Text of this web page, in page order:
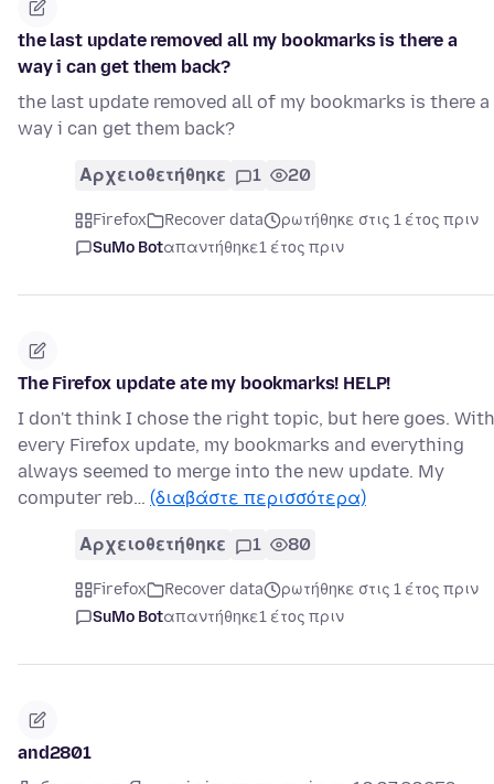
the last update removed all my bookmarks is there a
way i can get them back?
the last update removed all of my bookmarks is there a
way i can get them back?
Αρχειοθετήθηκε 1 20
Firefox Recover data
ρωτήθηκε στις 1 έτος πριν
SuMo Botαπαντήθηκε1 έτος πριν
The Firefox update ate my bookmarks! HELP!
I don't think I chose the right topic, but here goes. With
every Firefox update, my bookmarks and everything
always seemed to merge into the new update. My
computer reb… (διαβάστε περισσότερα)
Αρχειοθετήθηκε 1 80
Firefox Recover data
ρωτήθηκε στις 1 έτος πριν
SuMo Botαπαντήθηκε1 έτος πριν
and2801